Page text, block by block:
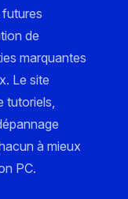
de
marquantes
Le site
tutoriels,
à mieux
PC.